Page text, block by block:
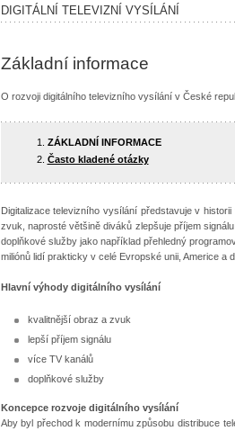
DIGITÁLNÍ TELEVIZNÍ VYSÍLÁNÍ
Základní informace
O rozvoji digitálního televizního vysílání v České
ZÁKLADNÍ INFORMACE
Často kladené otázky
Digitalizace televizního vysílání představuje v
zvuk, naprosté většině diváků zlepšuje příjem
doplňkové služby jako například přehledný
miliónů lidí prakticky v celé Evropské unii, Americe a
Hlavní výhody digitálního vysílání
kvalitnější obraz a zvuk
lepší příjem signálu
více TV kanálů
doplňkové služby
Koncepce rozvoje digitálního vysílání
Aby byl přechod k modernímu způsobu distribuce